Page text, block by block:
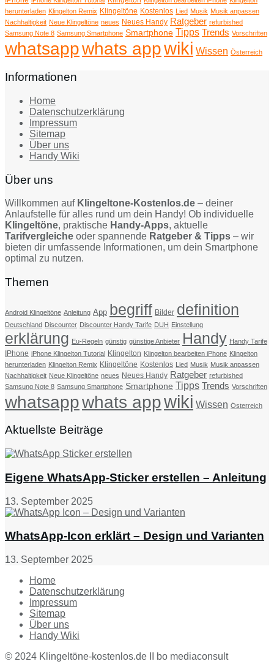
herunterladen Klingelton Remix Klingeltöne Kostenlos Lied Musik Musik anpassen
Nachhaltigkeit Neue Klingeltöne neues Neues Handy Ratgeber refurbished
Samsung Note 8 Samsung Smartphone Smartphone Tipps Trends Vorschriften
whatsappwhats appwiki Wissen Österreich
Informationen
Home
Datenschutzerklärung
Impressum
Sitemap
Über uns
Handy Wiki
Über uns
Willkommen auf Klingeltone-Kostenlos.de – deiner
Anlaufstelle für alles rund um dein Handy! Ob individuelle
Klingeltöne, praktische Handy-Apps, aktuelle
Tarifvergleiche oder spannende Ratgeber & Tipps – wir
bieten dir umfassende Informationen, um dein Smartphone
optimal zu nutzen.
Themen
Android Klingeltöne Anleitung App begriff Bilder definition
Deutschland Discounter Discounter Handy Tarife DUH Einstellung
erklärung Eu-Regeln günstig günstige Anbieter Handy Handy Tarife
IPhone iPhone Klingelton Tutorial Klingelton Klingelton bearbeiten iPhone Klingelton
herunterladen Klingelton Remix Klingeltöne Kostenlos Lied Musik Musik anpassen
Nachhaltigkeit Neue Klingeltöne neues Neues Handy Ratgeber refurbished
Samsung Note 8 Samsung Smartphone Smartphone Tipps Trends Vorschriften
whatsappwhats appwiki Wissen Österreich
Aktuellste Beiträge
Eigene WhatsApp-Sticker erstellen – Anleitung
13. September 2025
WhatsApp-Icon erklärt – Design und Varianten
13. September 2025
Home
Datenschutzerklärung
Impressum
Sitemap
Über uns
Handy Wiki
© 2024 Klingeltöne-kostenlos.de II bo mediaconsult